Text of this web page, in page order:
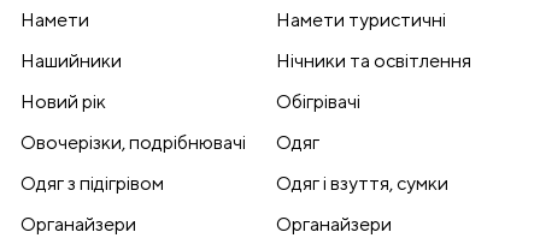
Намети
Намети туристичні
Нашийники
Нічники та освітлення
Новий рік
Обігрівачі
Овочерізки, подрібнювачі
Одяг
Одяг з підігрівом
Одяг і взуття, сумки
Органайзери
Органайзери